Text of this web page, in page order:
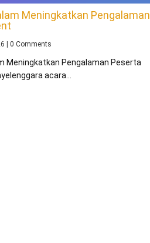
Meningkatkan Pengalaman
0 Comments
Meningkatkan Pengalaman Peserta
acara…